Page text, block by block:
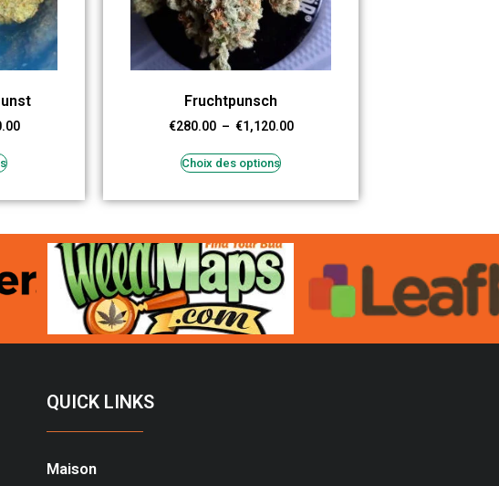
Fruchtpunsch
€280.00 – €1,120.00
Choix des options
QUICK LINKS
Maison